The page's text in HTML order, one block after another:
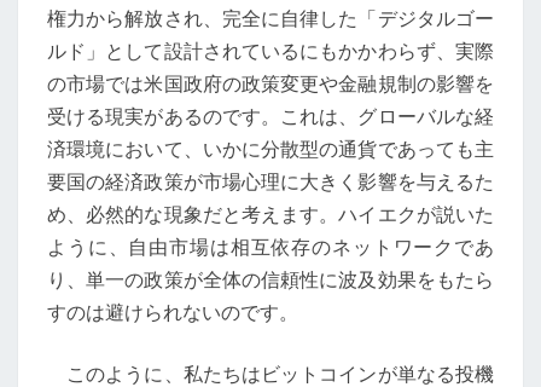
権力から解放され、完全に自律した「デジタルゴー
ルド」として設計されているにもかかわらず、実際
の市場では米国政府の政策変更や金融規制の影響を
受ける現実があるのです。これは、グローバルな経
済環境において、いかに分散型の通貨であっても主
要国の経済政策が市場心理に大きく影響を与えるた
め、必然的な現象だと考えます。ハイエクが説いた
ように、自由市場は相互依存のネットワークであ
り、単一の政策が全体の信頼性に波及効果をもたら
すのは避けられないのです。
このように、私たちはビットコインが単なる投機